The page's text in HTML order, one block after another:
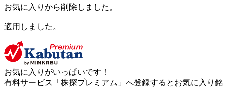
お気に入りから削除しました。
適用しました。
お気に入りがいっぱいです！
有料サービス「株探プレミアム」へ登録するとお気に入り銘